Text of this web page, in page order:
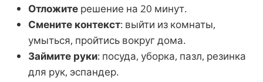
Отложите решение на 20 минут.
Смените контекст: выйти из комнаты,
умыться, пройтись вокруг дома.
Займите руки: посуда, уборка, пазл, резинка
для рук, эспандер.